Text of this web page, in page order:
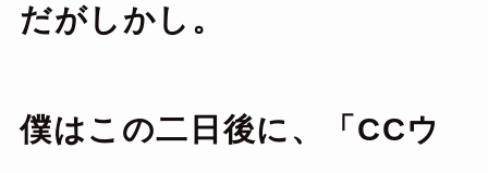
だがしかし。
僕はこの二日後に、「 CCウ